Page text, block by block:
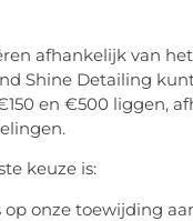
afhankelijk van
Shine Detailing
en €500 liggen,
keuze is:
op onze toewijding